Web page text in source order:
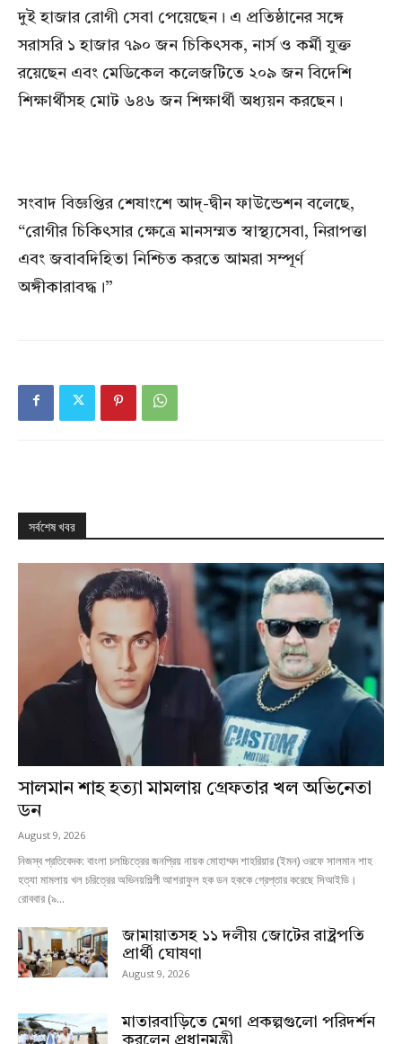
দুই হাজার রোগী সেবা পেয়েছেন। এ প্রতিষ্ঠানের সঙ্গে
সরাসরি ১ হাজার ৭৯০ জন চিকিৎসক, নার্স ও কর্মী যুক্ত
রয়েছেন এবং মেডিকেল কলেজটিতে ২০৯ জন বিদেশি
শিক্ষার্থীসহ মোট ৬৪৬ জন শিক্ষার্থী অধ্যয়ন করছেন।
সংবাদ বিজ্ঞপ্তির শেষাংশে আদ্-দ্বীন ফাউন্ডেশন বলেছে,
“রোগীর চিকিৎসার ক্ষেত্রে মানসম্মত স্বাস্থ্যসেবা, নিরাপত্তা
এবং জবাবদিহিতা নিশ্চিত করতে আমরা সম্পূর্ণ
অঙ্গীকারাবদ্ধ।”
সর্বশেষ খবর
সালমান শাহ হত্যা মামলায় গ্রেফতার খল অভিনেতা
ডন
August 9, 2026
নিজস্ব প্রতিবেদক: বাংলা চলচ্চিত্রের জনপ্রিয় নায়ক মোহাম্মদ শাহরিয়ার (ইমন) ওরফে সালমান শাহ
হত্যা মামলায় খল চরিত্রের অভিনয়শিল্পী আশরাফুল হক ডন হককে গ্রেপ্তার করেছে সিআইডি।
রোববার (৯...
জামায়াতসহ ১১ দলীয় জোটের রাষ্ট্রপতি
প্রার্থী ঘোষণা
August 9, 2026
মাতারবাড়িতে মেগা প্রকল্পগুলো পরিদর্শন
করলেন প্রধানমন্ত্রী